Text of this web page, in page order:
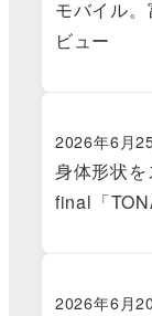
モバイル
ビュー
身体形状を
final「
2026年6月
2026年6月